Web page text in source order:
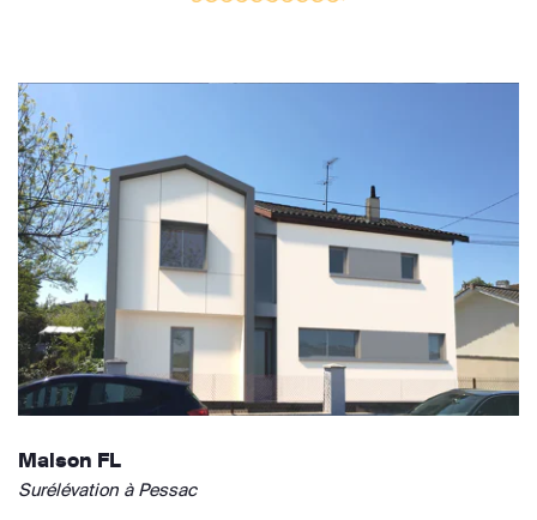
Maison FL
Surélévation à Pessac